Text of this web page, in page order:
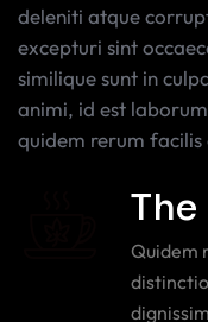
deleniti atque
excepturi sint
similique sunt in
animi, id est
quidem rerum
Quidem